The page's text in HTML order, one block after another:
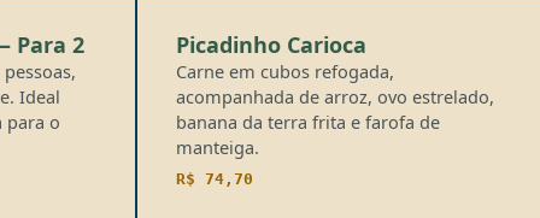
Para 2
Ideal
para o
Picadinho Carioca
Carne em cubos refogada,
acompanhada de arroz, ovo estrelado,
banana da terra frita e farofa de
manteiga.
R$ 74,70